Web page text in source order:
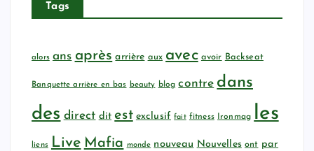
Tags
alors ans après arrière aux avec avoir Backseat
Banquette arrière en bas beauty blog contre dans
des direct dit est exclusif fait fitness Ironmag les
liens Live Mafia monde nouveau Nouvelles ont par